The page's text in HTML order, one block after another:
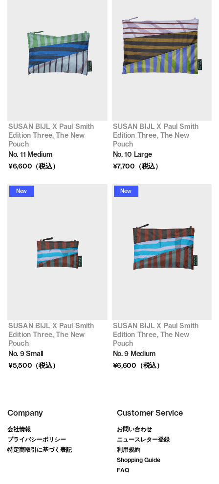
SUSAN BIJL X Paul Smith
Edition Three, The New
Pouch
No. 11 Medium
¥6,600（税込）
SUSAN BIJL X Paul Smith
Edition Three, The New
Pouch
No. 10 Large
¥7,700（税込）
New
SUSAN BIJL X Paul Smith
Edition Three, The New
Pouch
No. 9 Small
¥5,500（税込）
New
SUSAN BIJL X Paul Smith
Edition Three, The New
Pouch
No. 9 Medium
¥6,600（税込）
Company
会社情報
プライバシーポリシー
特定商取引に基づく表記
Customer Service
お問い合わせ
ニュースレター登録
利用規約
Shopping Guide
FAQ